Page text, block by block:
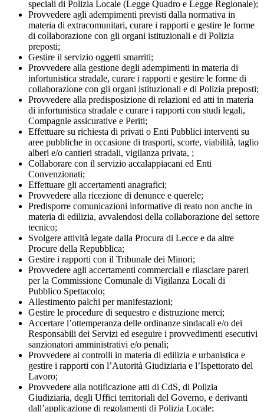
speciali di Polizia Locale (Legge Quadro e Legge Regionale);
Provvedere agli adempimenti previsti dalla normativa in
materia di extracomunitari, curare i rapporti e gestire le forme
di collaborazione con gli organi istituzionali e di Polizia
preposti;
Gestire il servizio oggetti smarriti;
Provvedere alla gestione degli adempimenti in materia di
infortunistica stradale, curare i rapporti e gestire le forme di
collaborazione con gli organi istituzionali e di Polizia preposti;
Provvedere alla predisposizione di relazioni ed atti in materia
di infortunistica stradale e curare i rapporti con studi legali,
Compagnie assicurative e Periti;
Effettuare su richiesta di privati o Enti Pubblici interventi su
aree pubbliche in occasione di trasporti, scorte, viabilità, taglio
alberi e/o cantieri stradali, vigilanza privata, ;
Collaborare con il servizio accalappiacani ed Enti
Convenzionati;
Effettuare gli accertamenti anagrafici;
Provvedere alla ricezione di denunce e querele;
Predisporre comunicazioni informative di reato non anche in
materia di edilizia, avvalendosi della collaborazione del settore
tecnico;
Svolgere attività legate dalla Procura di Lecce e da altre
Procure della Repubblica;
Gestire i rapporti con il Tribunale dei Minori;
Provvedere agli accertamenti commerciali e rilasciare pareri
per la Commissione Comunale di Vigilanza Locali di
Pubblico Spettacolo;
Allestimento palchi per manifestazioni;
Gestire le procedure di sequestro e distruzione merci;
Accertare l’ottemperanza delle ordinanze sindacali e/o dei
Responsabili dei Servizi ed eseguire i provvedimenti esecutivi
sanzionatori amministrativi e/o penali;
Provvedere ai controlli in materia di edilizia e urbanistica e
gestire i rapporti con l’Autorità Giudiziaria e l’Ispettorato del
Lavoro;
Provvedere alla notificazione atti di CdS, di Polizia
Giudiziaria, degli Uffici territoriali del Governo, e derivanti
dall’applicazione di regolamenti di Polizia Locale;